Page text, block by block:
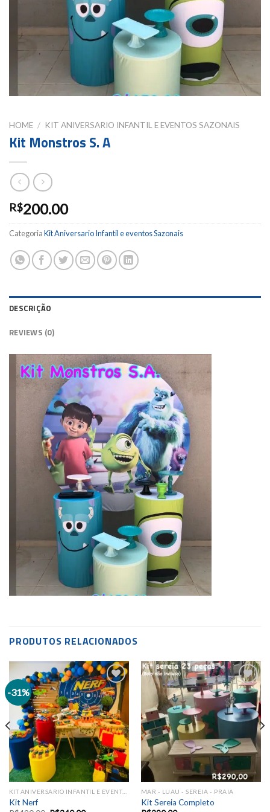
HOME / KIT ANIVERSARIO INFANTIL E EVENTOS SAZONAIS
Kit Monstros S. A
R$200.00
CategoriaKit Aniversario Infantil e eventos Sazonais
DESCRIÇÃO
REVIEWS (0)
PRODUTOS RELACIONADOS
-31%
Add to
wishlist
KIT ANIVERSARIO INFANTIL E EVENTOS SAZONAIS
Kit Nerf
Add to
wishlist
MAR - LUAU - SEREIA - PRAIA
Kit Sereia Completo